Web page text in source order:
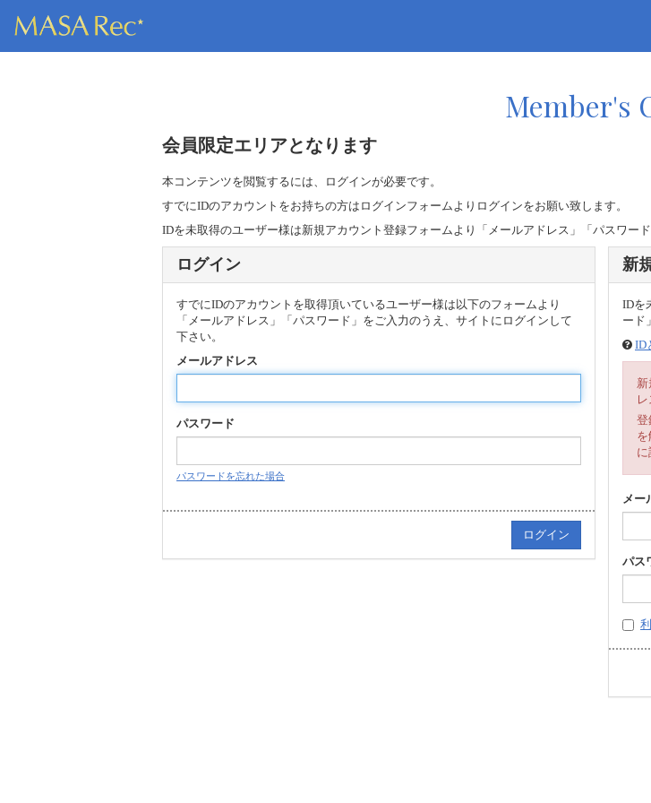
Member's
会員限定エリアとなります
本コンテンツを閲覧するには、ログインが必要です。
すでにIDのアカウントをお持ちの方はログインフォームよりログインをお願い致します。
IDを未取得のユーザー様は新規アカウント登録フォームより「メールアドレス」「パスワー
ログイン
すでにIDのアカウントを取得頂いているユーザー様は以下のフォームより
「メールアドレス」「パスワード」をご入力のうえ、サイトにログインして
下さい。
メールアドレス
パスワード
パスワードを忘れた場合
新
IDを
ード
ID
登
に
メー
パス